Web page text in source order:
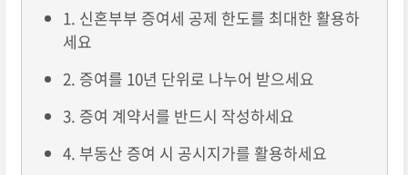
1. 신혼부부 증여세 공제 한도를 최대한 활용하
세요
2. 증여를 10년 단위로 나누어 받으세요
3. 증여 계약서를 반드시 작성하세요
4. 부동산 증여 시 공시지가를 활용하세요